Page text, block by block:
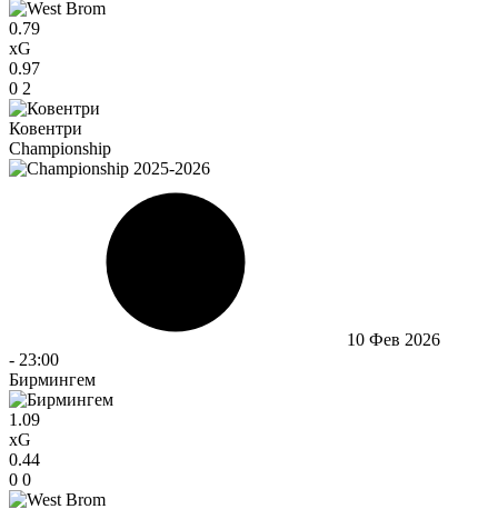
0.79
xG
0.97
0 2
Ковентри
Championship
10 Фев 2026
- 23:00
Бирмингем
1.09
xG
0.44
0 0